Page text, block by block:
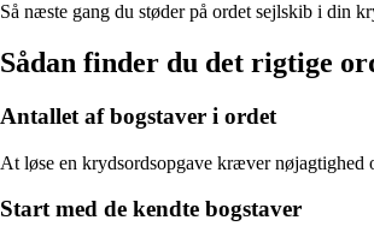
Så næste gang du støder på ordet sejlskib i din
Sådan finder du det rigtige
Antallet af bogstaver i ordet
At løse en krydsordsopgave kræver nøjagtighed
Start med de kendte bogstaver